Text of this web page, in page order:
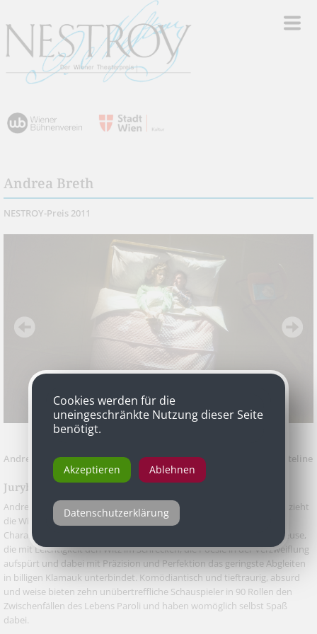
Andrea Breth
NESTROY-Preis 2011
Andrea Breth mit „Zwischenfälle“, Szenen von Cami, Charms, Courteline
Jurybegründung
Andrea Breth, die Großmeisterin analytischer Textdurchdringung bezieht
die Wirkung dieser Collage aus der Spielfreude und
Charakterisierungskunst ihres formidablen Ensembles. Eine Dompteuse,
die mit Leichtigkeit den Witz im Schrecken, die Poesie in der Verzweiflung
aufspürt und dabei mit Präzision und Perfektion das geringste Abgleiten
in billigen Klamauk unterbindet. Komödiantisch und tieftraurig, absurd
und weise bieten zehn unübertreffliche Schauspieler in 90 Rollen den
Zwischenfällen des Lebens Paroli und haben womöglich selbst Spaß
dabei.
Cookies werden für die
uneingeschränkte Nutzung dieser Seite
benötigt.
Akzeptieren Ablehnen
Datenschutzerklärung